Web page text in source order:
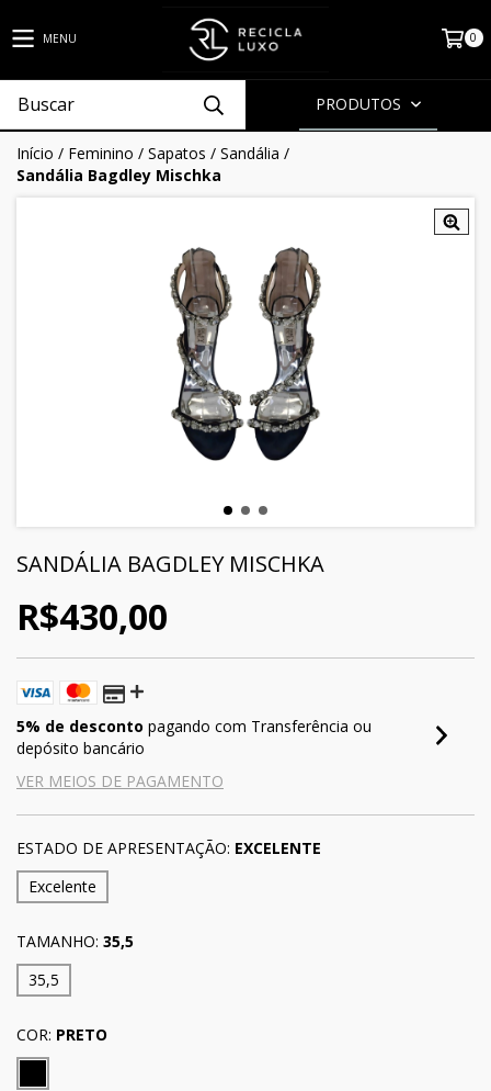
MENU 0
PRODUTOS
Início / Feminino / Sapatos / Sandália /
Sandália Bagdley Mischka
SANDÁLIA BAGDLEY MISCHKA
R$430,00
5% de desconto pagando com Transferência ou
depósito bancário
VER MEIOS DE PAGAMENTO
ESTADO DE APRESENTAÇÃO: EXCELENTE
Excelente
TAMANHO: 35,5
35,5
COR: PRETO